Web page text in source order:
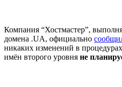
Компания “Хостмастер”,
домена .UA, официально
никаких изменений в
имён второго уровня не